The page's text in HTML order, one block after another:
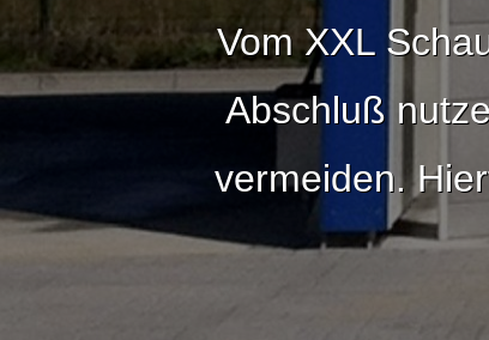
Vom XXL
Abschluß
vermeiden.